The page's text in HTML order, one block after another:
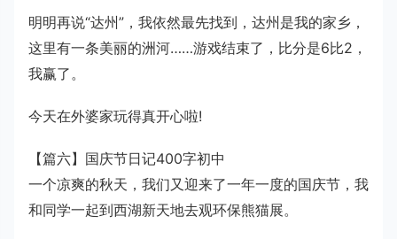
明明再说“达州”，我依然最先找到，达州是我的家乡，
这里有一条美丽的洲河……游戏结束了，比分是6比2，
我赢了。
今天在外婆家玩得真开心啦!
【篇六】国庆节日记400字初中
一个凉爽的秋天，我们又迎来了一年一度的国庆节，我
和同学一起到西湖新天地去观环保熊猫展。